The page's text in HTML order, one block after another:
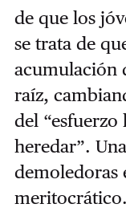
de que los
se trata de
acumulación
raíz,
del “esfuerzo
heredar”.
demoledoras